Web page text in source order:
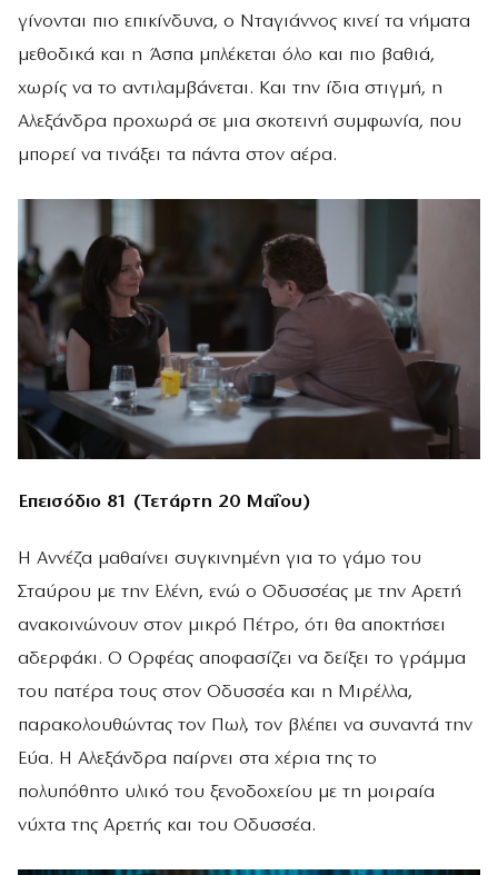
γίνονται πιο επικίνδυνα, ο Νταγιάννος κινεί τα νήματα
μεθοδικά και η Άσπα μπλέκεται όλο και πιο βαθιά,
χωρίς να το αντιλαμβάνεται. Και την ίδια στιγμή, η
Αλεξάνδρα προχωρά σε μια σκοτεινή συμφωνία, που
μπορεί να τινάξει τα πάντα στον αέρα.
Επεισόδιο 81 (Τετάρτη 20 Μαΐου)
Η Αννέζα μαθαίνει συγκινημένη για το γάμο του
Σταύρου με την Ελένη, ενώ ο Οδυσσέας με την Αρετή
ανακοινώνουν στον μικρό Πέτρο, ότι θα αποκτήσει
αδερφάκι. Ο Ορφέας αποφασίζει να δείξει το γράμμα
του πατέρα τους στον Οδυσσέα και η Μιρέλλα,
παρακολουθώντας τον Πωλ, τον βλέπει να συναντά την
Εύα. Η Αλεξάνδρα παίρνει στα χέρια της το
πολυπόθητο υλικό του ξενοδοχείου με τη μοιραία
νύχτα της Αρετής και του Οδυσσέα.